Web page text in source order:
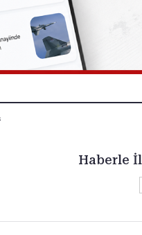
Haberle